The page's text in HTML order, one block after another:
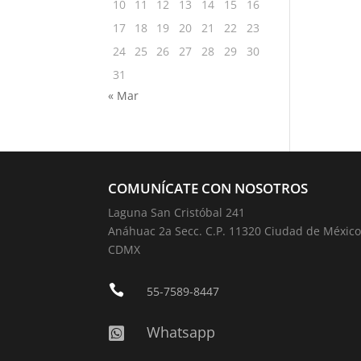
10 11 12 13 14 15
16
17
18 19 20 21 22
23
24 25 26 27 28 29
30
31
« Mar
COMUNÍCATE CON NOSOTROS
Laguna San Cristóbal 241
Anáhuac 2a Secc. C.P. 11320 Ciudad de
CDMX
 55-7589-8447
 Whatsapp